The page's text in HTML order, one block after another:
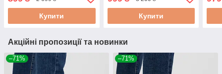
Купити Купити
Акційні пропозиції та новинки
–71% –71%